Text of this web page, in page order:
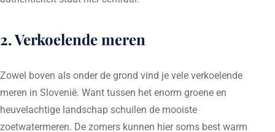
2. Verkoelende meren
Zowel boven als onder de grond vind je vele verkoelende
meren in Slovenië. Want tussen het enorm groene en
heuvelachtige landschap schuilen de mooiste
zoetwatermeren. De zomers kunnen hier soms best warm